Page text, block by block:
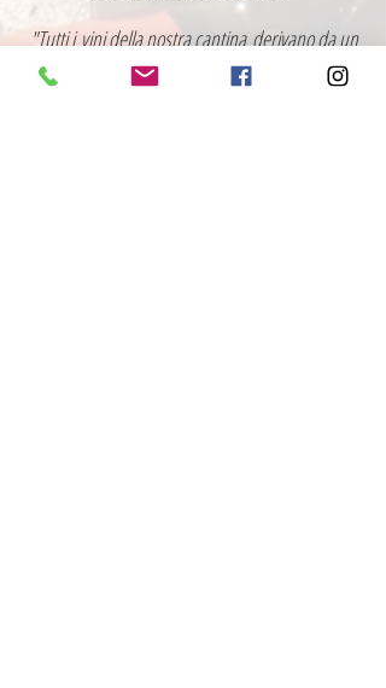
"Tutti i vini della nostra cantina derivano da un
lungo percorso di ricerca, iniziato nel 1995 con
l'apertura di Ombre Rosse, che prosegue tutt'oggi.